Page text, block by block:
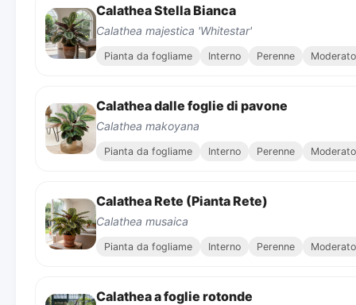
Calathea Stella Bianca
Calathea majestica 'Whitestar'
Pianta da fogliame Interno Perenne Moderato
Calathea dalle foglie di pavone
Calathea makoyana
Pianta da fogliame Interno Perenne Moderato
Calathea Rete (Pianta Rete)
Calathea musaica
Pianta da fogliame Interno Perenne Moderato
Calathea a foglie rotonde